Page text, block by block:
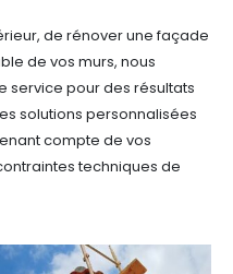
de rénover une façade
de vos murs, nous
service pour des résultats
solutions personnalisées
compte de vos
techniques de